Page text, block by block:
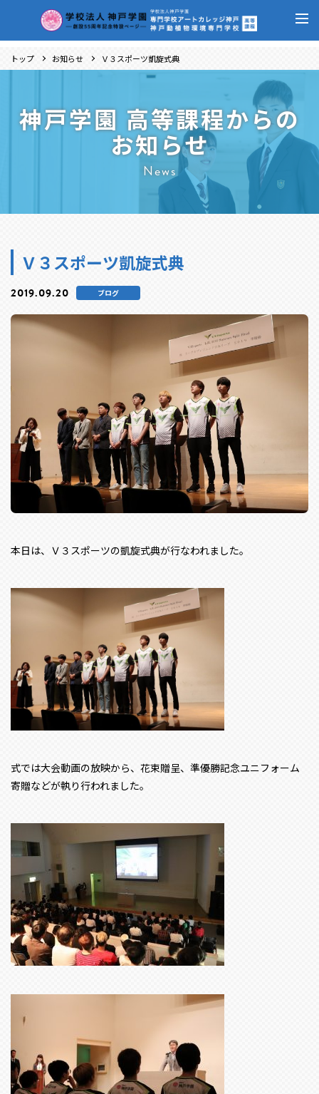
トップ お知らせ Ｖ３スポーツ凱旋式典
神戸学園 高等課程からの
お知らせ
News
Ｖ３スポーツ凱旋式典
2019.09.20 ブログ
本日は、Ｖ３スポーツの凱旋式典が行なわれました。
式では大会動画の放映から、花束贈呈、準優勝記念ユニフォーム
寄贈などが執り行われました。